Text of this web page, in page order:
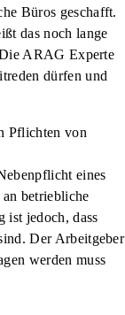
Büros geschafft.
das noch lange
ARAG Experte
dürfen und
Pflichten von
eines
betriebliche
ist jedoch, dass
Der Arbeitgeber
werden muss